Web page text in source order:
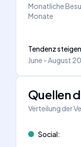
Monatliche
Monate
Tendenz
June - August
Quellen
Verteilung der
Social: